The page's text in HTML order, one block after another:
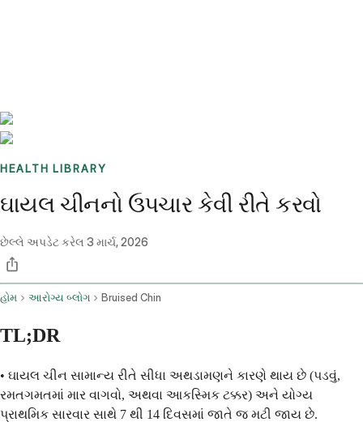
HEALTH LIBRARY
ઘાયલ ચીનનો ઉપચાર કેવી રીતે કરવો
છેલ્લે અપડેટ કરેલ 3 માર્ચ, 2026
હોમ આરોગ્ય બ્લોગ Bruised Chin
TL;DR
• ઘાયલ ચીન સામાન્ય રીતે સીધા અથડામણને કારણે થાય છે (પડવું,
રમતગમતમાં માર વાગવો, અથવા આકસ્મિક ટક્કર) અને યોગ્ય
પ્રાથમિક સારવાર સાથે 7 થી 14 દિવસમાં જાતે જ મટી જાય છે.